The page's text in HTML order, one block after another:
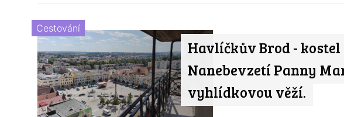
Havlíčkův Brod - kostel
Nanebevzetí Panny
vyhlídkovou věží.
Cestování